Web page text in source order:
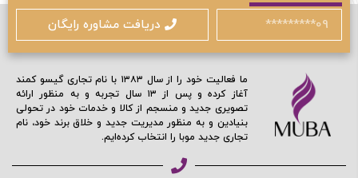
دریافت مشاوره رایگان
ما فعالیت خود را از سال ۱۳۸۳ با نام تجاری گیسو کمند
آغاز کرده و پس از ۱۳ سال تجربه و به منظور ارائه
تصویری جدید و منسجم از کالا و خدمات خود در تحولی
بنیادین و به منظور مدیریت جدید و خلاق برند خود، نام
تجاری جدید موبا را انتخاب کرده‌ایم.
با شماره موبایل
مرا به خاطر بسپار
ادامه دهید